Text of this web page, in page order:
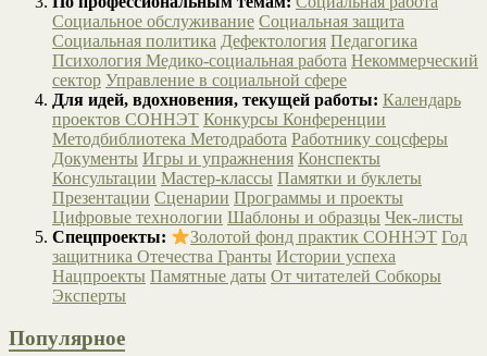
Социальное обслуживание Социальная защита
Социальная политика Дефектология Педагогика
Психология Медико-социальная работа Некоммерческий
сектор Управление в социальной сфере
Для идей, вдохновения, текущей работы: Календарь
проектов СОННЭТ Конкурсы Конференции
Методбиблиотека Методработа Работнику соцсферы
Документы Игры и упражнения Конспекты
Консультации Мастер-классы Памятки и буклеты
Презентации Сценарии Программы и проекты
Цифровые технологии Шаблоны и образцы Чек-листы
Спецпроекты:
Золотой фонд практик СОННЭТ Год
защитника Отечества Гранты Истории успеха
Нацпроекты Памятные даты От читателей Собкоры
Эксперты
Популярное